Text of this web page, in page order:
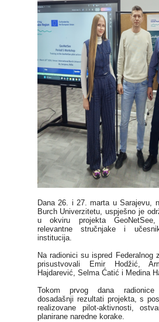
Dana 26. i 27. marta u Sarajevu,
Burch Univerzitetu, uspješno je
u okviru projekta
relevantne stručnjake i
institucija.
Na radionici su ispred Federalnog
prisustvovali Emir Hodžić,
Hajdarević, Selma Ćatić i Medina
Tokom prvog dana radionice
dosadašnji rezultati projekta, s
realizovane pilot-aktivnosti,
planirane naredne korake.